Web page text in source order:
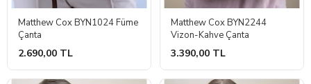
Matthew Cox BYN1024 Füme
Çanta
2.690,00 TL
Matthew Cox BYN2244
Vizon-Kahve Çanta
3.390,00 TL